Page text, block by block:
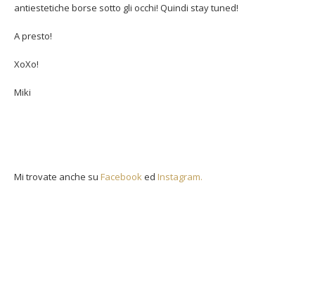
antiestetiche borse sotto gli occhi! Quindi stay tuned!
A presto!
XoXo!
Miki
Mi trovate anche su Facebook ed Instagram.